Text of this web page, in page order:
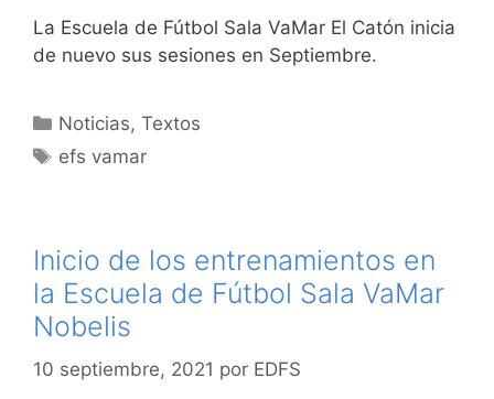
La Escuela de Fútbol Sala VaMar El Catón inicia
de nuevo sus sesiones en Septiembre.
Categorías
Noticias,Textos
Etiquetas
efs vamar
Inicio de los entrenamientos en
la Escuela de Fútbol Sala VaMar
Nobelis
10 septiembre, 2021 por EDFS